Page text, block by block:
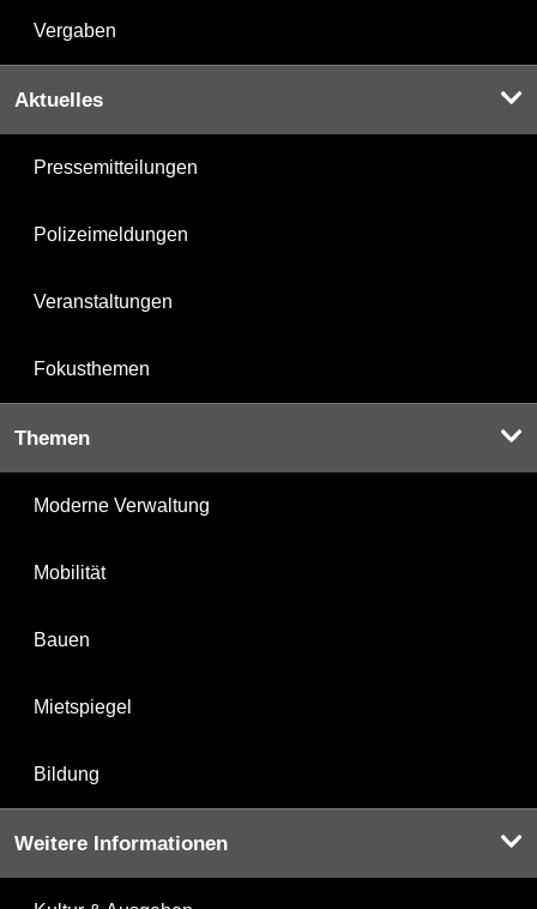
Vergaben
Aktuelles
Pressemitteilungen
Polizeimeldungen
Veranstaltungen
Fokusthemen
Themen
Moderne Verwaltung
Mobilität
Bauen
Mietspiegel
Bildung
Weitere Informationen